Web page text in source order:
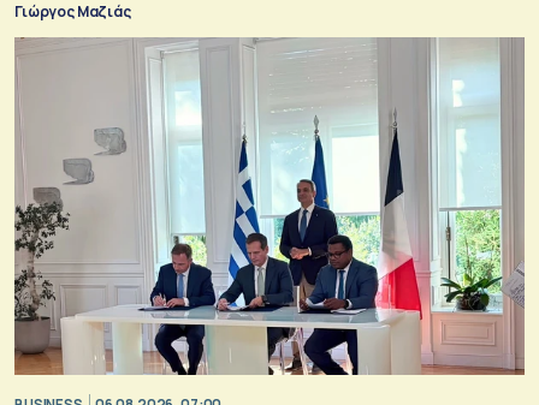
Γιώργος Μαζιάς